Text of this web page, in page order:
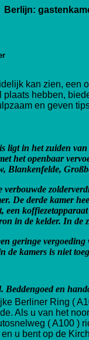
Berlijn:
kan zien, een
plaats hebben,
en geven
ligt in het zuiden
het openbaar
Blankenfelde,
verbouwde
De derde kamer
een
in de kelder. In de
geringe
de kamers is niet
Beddengoed en
Berliner Ring (
Als u van het
( A100 )
u bent op de